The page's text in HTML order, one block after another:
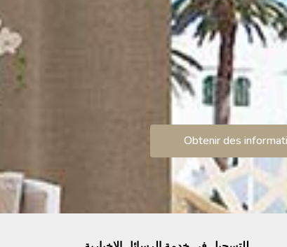
Obtenir des